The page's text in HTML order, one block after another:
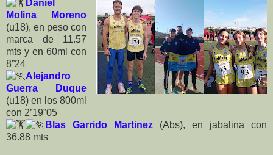
Daniel
Molina Moreno
(u18), en peso con
marca de 11.57
mts y en 60ml con
8”24
Alejandro
Guerra Duque
(u18) en los 800ml
con 2’19”05
Blas Garrido Martinez (Abs), en jabalina con
36.88 mts